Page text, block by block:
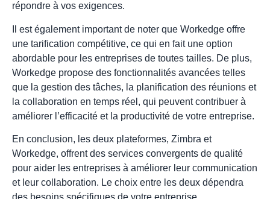
répondre à vos exigences.
Il est également important de noter que Workedge offre
une tarification compétitive, ce qui en fait une option
abordable pour les entreprises de toutes tailles. De plus,
Workedge propose des fonctionnalités avancées telles
que la gestion des tâches, la planification des réunions et
la collaboration en temps réel, qui peuvent contribuer à
améliorer l’efficacité et la productivité de votre entreprise.
En conclusion, les deux plateformes, Zimbra et
Workedge, offrent des services convergents de qualité
pour aider les entreprises à améliorer leur communication
et leur collaboration. Le choix entre les deux dépendra